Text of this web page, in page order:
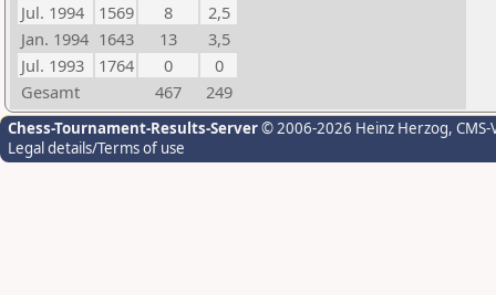
Jul. 1994
1569 8
2,5
Jan. 1994 1643 13
3,5
Jul. 1993
1764 0
0
Gesamt
467 249
Chess-Tournament-Results-Server© 2006-2026 Heinz Herzog,
Legal details/Terms of use